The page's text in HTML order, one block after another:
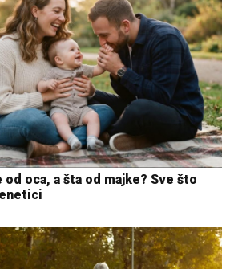
oca, a šta od majke? Sve što